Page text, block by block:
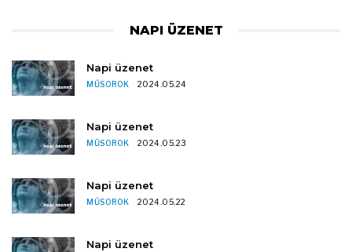
NAPI ÜZENET
Napi üzenet
MŰSOROK 2024.05.24
Napi üzenet
MŰSOROK 2024.05.23
Napi üzenet
MŰSOROK 2024.05.22
Napi üzenet